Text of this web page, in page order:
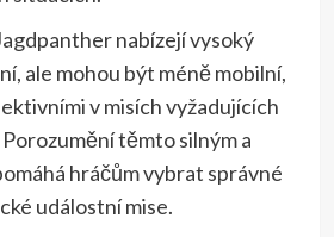
nabízejí vysoký
ale mohou být méně mobilní,
v misích vyžadujících
těmto silným a
hráčům vybrat správné
událostní mise.